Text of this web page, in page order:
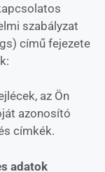
szabályzat
című fejezete
az Ön
azonosító
címkék.
adatok